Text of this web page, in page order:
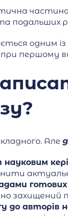
частина
подальших
одним
при першому
Але
до авторів